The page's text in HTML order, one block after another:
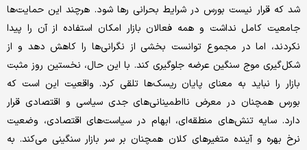
شد که قرار نیست بورس در شرایط بحرانی رها شود. هرچند این حمایت‌ها
جامعیت کامل نداشت و همه فعالان بازار امکان استفاده از آن را پیدا
نکردند، اما در مجموع توانست بخشی از نگرانی‌ها را کاهش دهد و از
شکل‌گیری موج سنگین عرضه جلوگیری کند. با این حال، نخستین روز مثبت
بازار را نباید به معنای پایان ریسک‌ها تلقی کرد. واقعیت این است که
بورس همچنان در معرض نااطمینانی‌های جدی سیاسی و اقتصادی قرار
دارد. سایه تنش‌های منطقه‌ای، ابهام در سیاست‌های اقتصادی، وضعیت
نرخ بهره و آینده متغیرهای کلان همچنان بر سر بازار سنگینی می‌کند. به